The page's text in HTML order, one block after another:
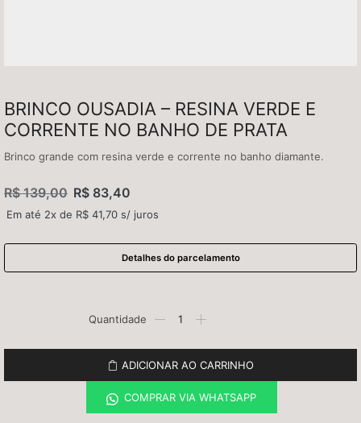
BRINCO OUSADIA – RESINA VERDE E
CORRENTE NO BANHO DE PRATA
Brinco grande com resina verde e corrente no banho diamante.
R$139,00 R$83,40
Em até 2x de R$ 41,70 s/ juros
Detalhes do parcelamento
ADICIONAR AO CARRINHO
COMPRAR VIA WHATSAPP